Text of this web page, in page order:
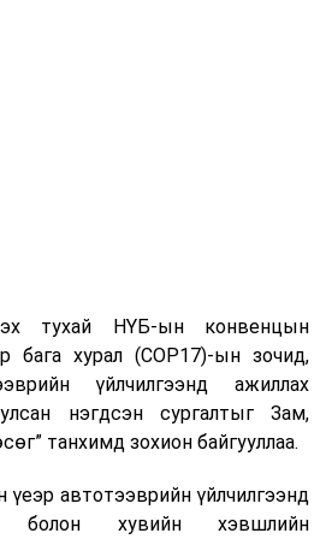
ажиллагаагаа сурталчлан
авч байна. Мөн бүх
Тамгын газар хамтран
МУИС-ийн түүхт 80 жилийн
Өглөө МУИС-ийн оюутан,
гүйлт боллоо. Спортын 10 гаруй
урлагийн тоглолтууд
тухай НҮБ-ын конвенцын
бага хурал (COP17)-ын зочид,
үйлчилгээнд ажиллах
нэгдсэн сургалтыг Зам,
танхимд зохион байгууллаа.
үеэр автотээврийн үйлчилгээнд
болон хувийн хэвшлийн